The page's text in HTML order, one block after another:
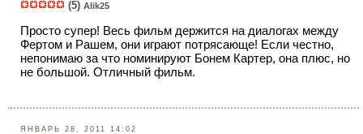
(5) Alik25
Просто супер! Весь фильм держится на диалогах между
Фертом и Рашем, они играют потрясающе! Если честно,
непонимаю за что номинируют Бонем Картер, она плюс, но
не большой. Отличный фильм.
ЯНВАРЬ 28, 2011 14:02